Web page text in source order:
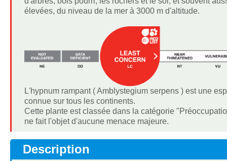
élevées, du niveau de la mer à 3000 m d'altitude.
L'hypnum rampant ( Amblystegium serpens ) est une
connue sur tous les continents.
Cette plante est classée dans la catégorie
ne fait l'objet d'aucune menace majeure.
Description